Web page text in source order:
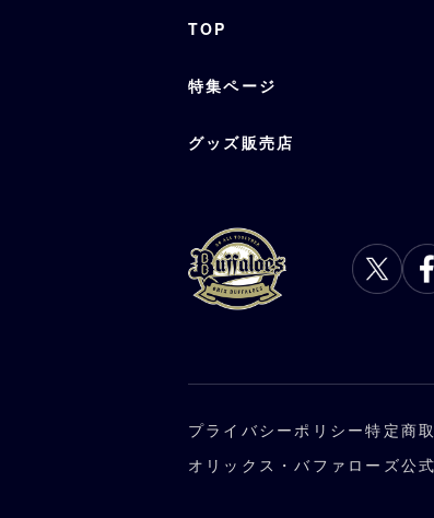
TOP
特集ページ
グッズ販売店
プライバシーポリシー特定商
オリックス・バファローズ公